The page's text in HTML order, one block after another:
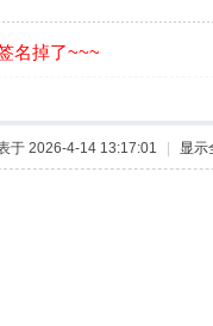
名掉了~~~
于 2026-4-14 13:17:01 显示